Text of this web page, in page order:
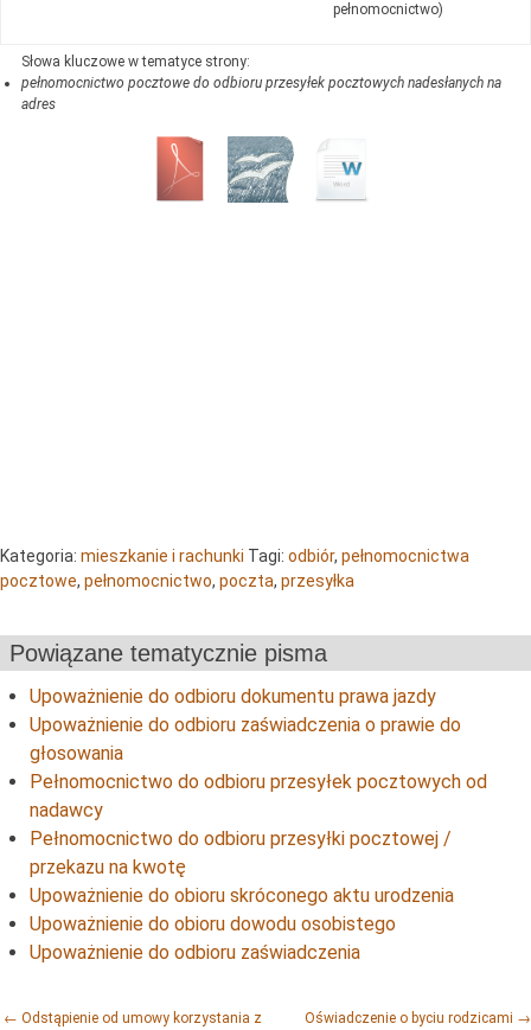
pełnomocnictwo)
pełnomocnictwo pocztowe do odbioru przesyłek pocztowych nadesłanych na
adres
Kategoria: mieszkanie i rachunki Tagi: odbiór, pełnomocnictwa
pocztowe, pełnomocnictwo, poczta, przesyłka
Powiązane tematycznie pisma
Upoważnienie do odbioru dokumentu prawa jazdy
Upoważnienie do odbioru zaświadczenia o prawie do
głosowania
Pełnomocnictwo do odbioru przesyłek pocztowych od
nadawcy
Pełnomocnictwo do odbioru przesyłki pocztowej /
przekazu na kwotę
Upoważnienie do obioru skróconego aktu urodzenia
Upoważnienie do obioru dowodu osobistego
Upoważnienie do odbioru zaświadczenia
Post navigation
← Odstąpienie od umowy korzystania z
Oświadczenie o byciu rodzicami →